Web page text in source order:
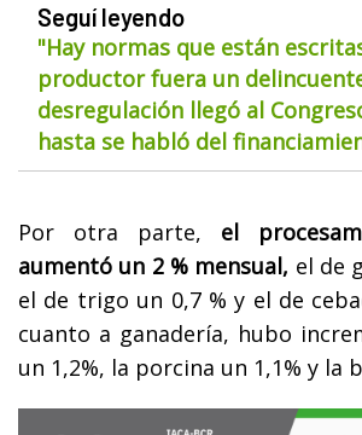
Seguí leyendo
"Hay normas que están
productor fuera un
desregulación llegó al
hasta se habló del
Por otra parte, el
aumentó un 2 % mensual, el de
el de trigo un 0,7 % y el de
cuanto a ganadería, hubo
un 1,2%, la porcina un 1,1% y la